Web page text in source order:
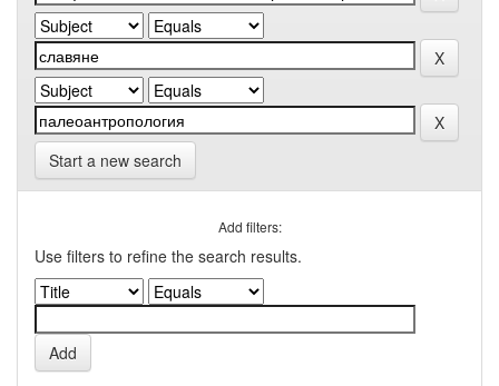
Start a new search
Add filters:
Use filters to refine the search results.